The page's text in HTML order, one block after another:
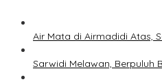
Air Mata di Airmadidi Atas,
Sarwidi Melawan, Berpuluh